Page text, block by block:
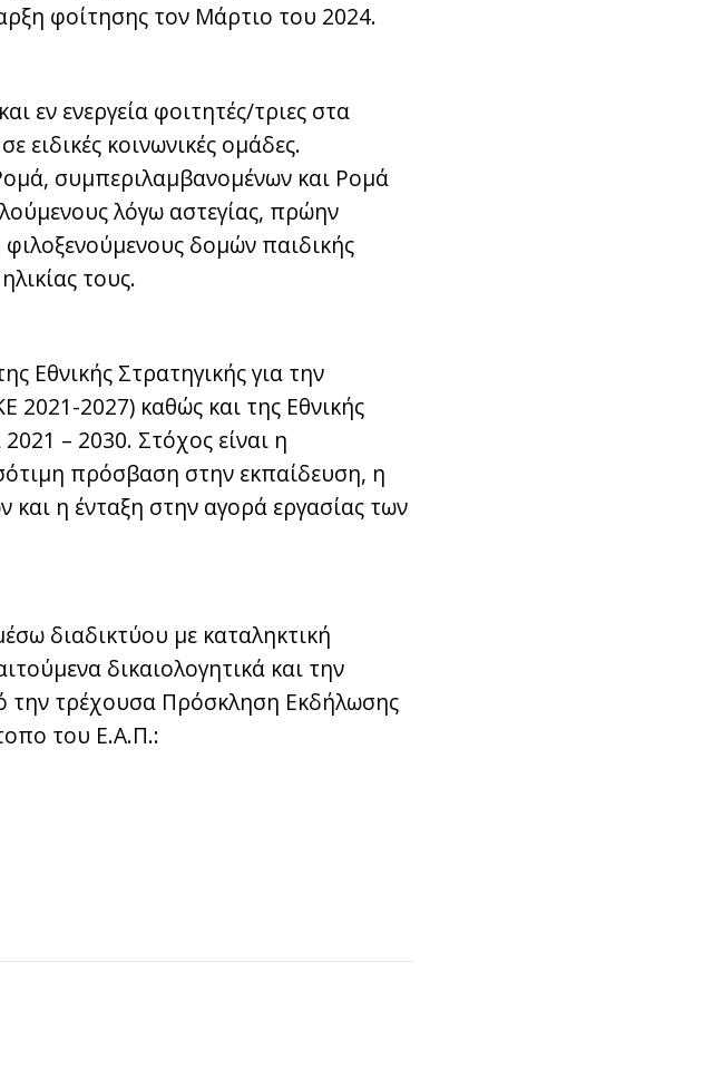
φοίτησης τον Μάρτιο του 2024.
εν ενεργεία φοιτητές/τριες στα
κοινωνικές ομάδες.
συμπεριλαμβανομένων και Ρομά
λόγω αστεγίας, πρώην
δομών παιδικής
τους.
Εθνικής Στρατηγικής για την
2021-2027) καθώς και της Εθνικής
– 2030. Στόχος είναι η
πρόσβαση στην εκπαίδευση, η
και η ένταξη στην αγορά εργασίας των
διαδικτύου με καταληκτική
δικαιολογητικά και την
την τρέχουσα Πρόσκληση Εκδήλωσης
του Ε.Α.Π.: